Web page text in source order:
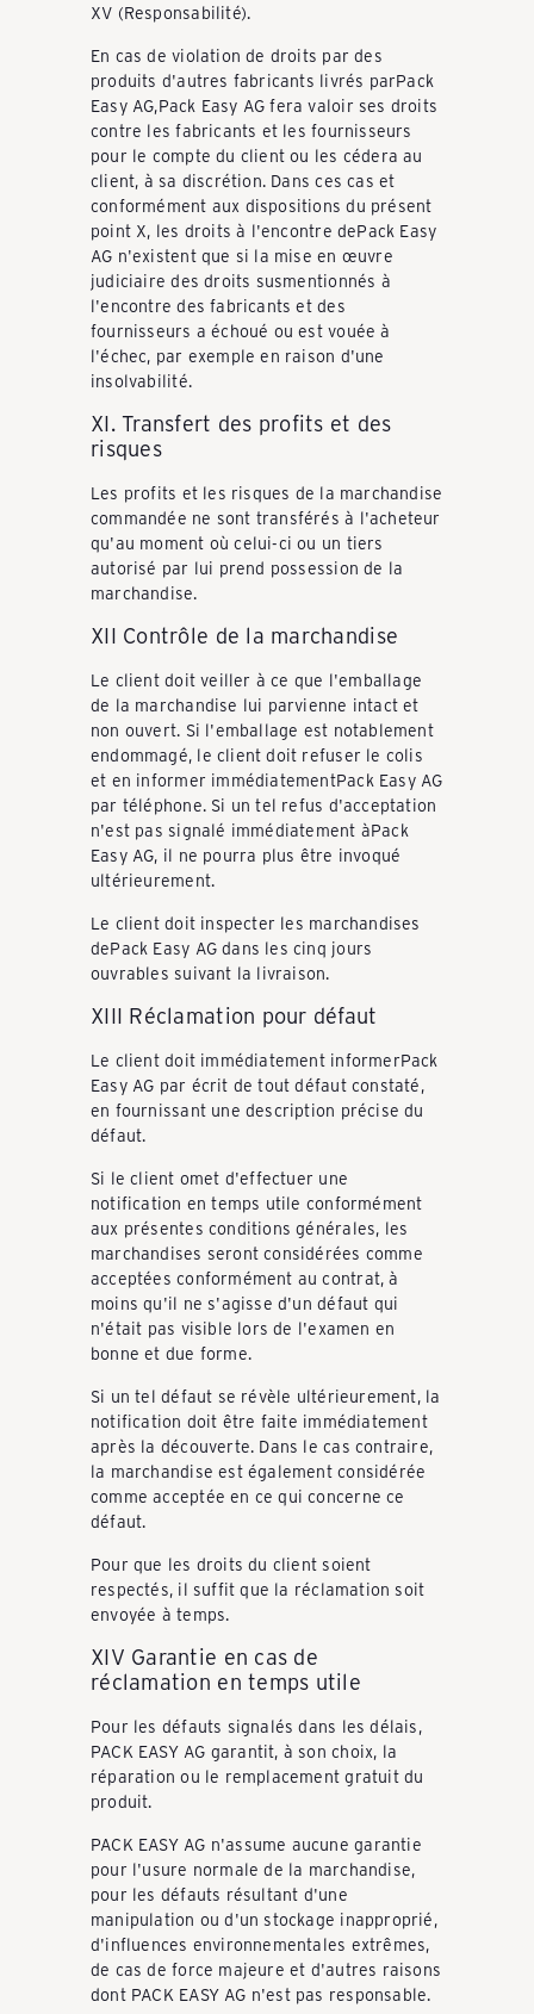
XV (Responsabilité).
En cas de violation de droits par des
produits d'autres fabricants livrés parPack
Easy AG,Pack Easy AG fera valoir ses droits
contre les fabricants et les fournisseurs
pour le compte du client ou les cédera au
client, à sa discrétion. Dans ces cas et
conformément aux dispositions du présent
point X, les droits à l'encontre dePack Easy
AG n'existent que si la mise en œuvre
judiciaire des droits susmentionnés à
l'encontre des fabricants et des
fournisseurs a échoué ou est vouée à
l'échec, par exemple en raison d'une
insolvabilité.
XI. Transfert des profits et des
risques
Les profits et les risques de la marchandise
commandée ne sont transférés à l'acheteur
qu'au moment où celui-ci ou un tiers
autorisé par lui prend possession de la
marchandise.
XII Contrôle de la marchandise
Le client doit veiller à ce que l'emballage
de la marchandise lui parvienne intact et
non ouvert. Si l'emballage est notablement
endommagé, le client doit refuser le colis
et en informer immédiatementPack Easy AG
par téléphone. Si un tel refus d'acceptation
n'est pas signalé immédiatement àPack
Easy AG, il ne pourra plus être invoqué
ultérieurement.
Le client doit inspecter les marchandises
dePack Easy AG dans les cinq jours
ouvrables suivant la livraison.
XIII Réclamation pour défaut
Le client doit immédiatement informerPack
Easy AG par écrit de tout défaut constaté,
en fournissant une description précise du
défaut.
Si le client omet d'effectuer une
notification en temps utile conformément
aux présentes conditions générales, les
marchandises seront considérées comme
acceptées conformément au contrat, à
moins qu'il ne s'agisse d'un défaut qui
n'était pas visible lors de l'examen en
bonne et due forme.
Si un tel défaut se révèle ultérieurement, la
notification doit être faite immédiatement
après la découverte. Dans le cas contraire,
la marchandise est également considérée
comme acceptée en ce qui concerne ce
défaut.
Pour que les droits du client soient
respectés, il suffit que la réclamation soit
envoyée à temps.
XIV Garantie en cas de
réclamation en temps utile
Pour les défauts signalés dans les délais,
PACK EASY AG garantit, à son choix, la
réparation ou le remplacement gratuit du
produit.
PACK EASY AG n'assume aucune garantie
pour l'usure normale de la marchandise,
pour les défauts résultant d'une
manipulation ou d'un stockage inapproprié,
d'influences environnementales extrêmes,
de cas de force majeure et d'autres raisons
dont PACK EASY AG n'est pas responsable.